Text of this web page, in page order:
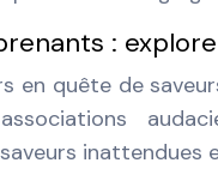
:
en quête de
inattendues